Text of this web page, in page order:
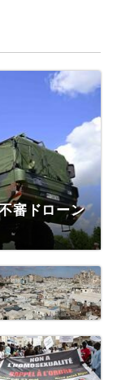
審ドローン